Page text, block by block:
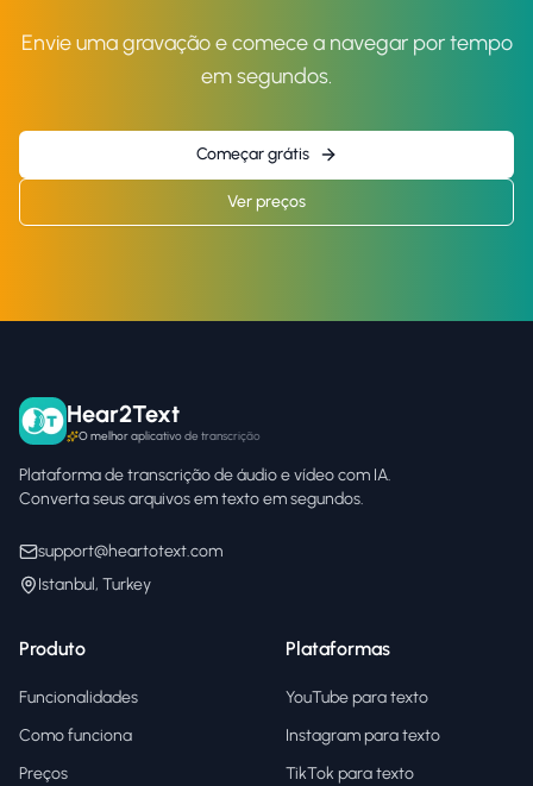
Envie uma gravação e comece a navegar por tempo
em segundos.
Começar grátis
Ver preços
Hear2Text
O melhor aplicativo de transcrição
Plataforma de transcrição de áudio e vídeo com IA.
Converta seus arquivos em texto em segundos.
support@heartotext.com
Istanbul, Turkey
Produto
Funcionalidades
Como funciona
Preços
Plataformas
YouTube para texto
Instagram para texto
TikTok para texto